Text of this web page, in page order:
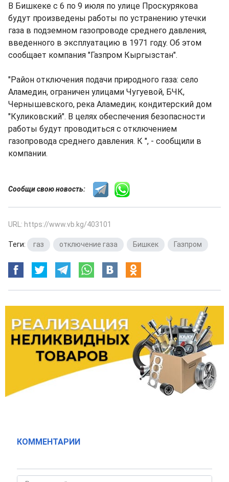
В Бишкеке с 6 по 9 июля по улице Проскурякова
будут произведены работы по устранению утечки
газа в подземном газопроводе среднего давления,
введенного в эксплуатацию в 1971 году. Об этом
сообщает компания "Газпром Кыргызстан".
"Район отключения подачи природного газа: село
Аламедин, ограничен улицами Чугуевой, БЧК,
Чернышевского, река Аламедин; кондитерский дом
"Куликовский". В целях обеспечения безопасности
работы будут проводиться с отключением
газопровода среднего давления. К ", - сообщили в
компании.
Сообщи свою новость:
URL: https://www.vb.kg/403101
Теги: газ отключение газа Бишкек Газпром
КОММЕНТАРИИ